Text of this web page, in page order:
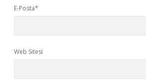
E-Posta*
Web Sitesi